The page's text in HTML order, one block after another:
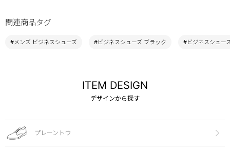
関連商品タグ
#メンズ ビジネスシューズ #ビジネスシューズ ブラック #ビジネスシュー
ITEM DESIGN
デザインから探す
プレーントウ